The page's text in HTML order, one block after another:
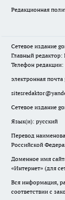
Редакционная
Сетевое издание
Главный
Телефон редакции:
электронная почта
Сетевое издание
Язык(и): русский
Перевод
Российской
Доменное имя
«Интернет» (для
Вся информация,
соответствии с